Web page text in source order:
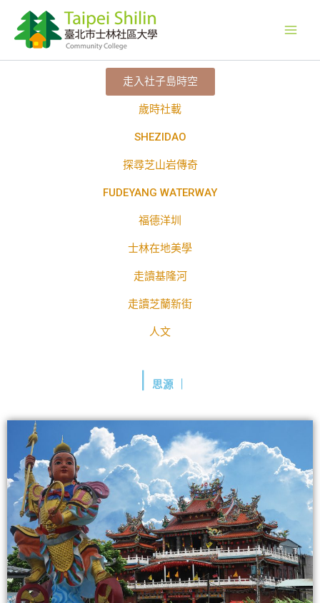
要
走入社子島時空
歲時社載
SHEZIDAO
探尋芝山岩傳奇
FUDEYANG WATERWAY
福德洋圳
士林在地美學
走讀基隆河
走讀芝蘭新街
人文
思源 ｜